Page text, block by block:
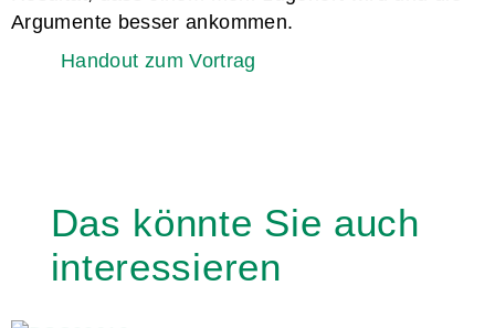
Argumente besser ankommen.
Handout zum Vortrag
Das könnte Sie auch
interessieren